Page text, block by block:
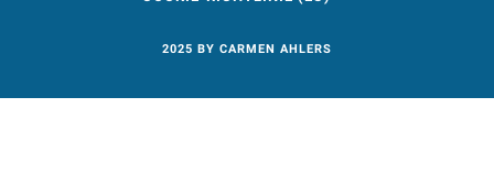
2025 BY CARMEN AHLERS